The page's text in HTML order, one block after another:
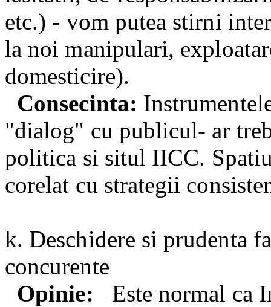
etc.) - vom putea stirni
la noi manipulari,
domesticire).
Consecinta:
"dialog" cu publicul- ar
politica si situl IICC.
corelat cu strategii
k. Deschidere si prudenta
concurente
Opinie:
Este normal ca